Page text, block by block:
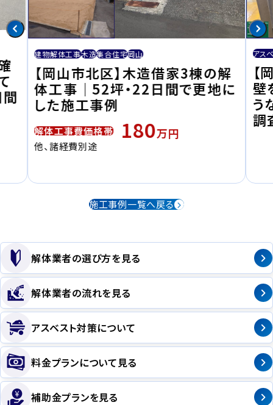
建物解体工事木造集合住宅岡山
【岡山市北区】木造借家3棟の解
体工事｜52坪・22日間で更地に
した施工事例
解体工事費価格帯 180万円
他、諸経費別途
アス
【
壁
う
調
施工事例一覧へ戻る
解体業者の選び方を見る
解体業者の流れを見る
アスベスト対策について
料金プランについて見る
補助金プランを見る